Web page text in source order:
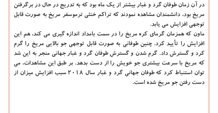
در آن زمان طوفان گرد و غبار بیشتر از یک ماه بود که به تدریج در حال در برگرفتن
مریخ بود، دانشمندان مشاهده نمودند که تراکم خنثی ترموسفر مریخ به صورت قابل
توجهی افزایش می یابد.
ماون که همزمان گرمای کره مریخ را در سمت بامداد اندازه گیری می کند، هم این
افزایش را تأیید کرد. چنین طوفانی به صورت قابل توجهی جو بالایی مریخ را گرم
کرد و گسترش داد. گرم شدن و گسترش طوفان گرد و غبار جهانی منجر به این شد
که مریخ با سرعت بیشتری جو خویش را از دست بدهد. بر طبق این مشاهدات، می
توان استنباط کرد که طوفان جهانی گرد و غبار سال ۲۰۱۸ سبب افزایش میزان از
دست رفتن جو مریخ شده است.